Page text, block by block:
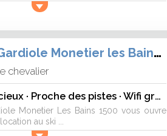
Résidence La Gardiole Monetier les Bains 1500
chevalier
Appartement spacieux · Proche des pistes · Wifi gratuit & proche des Grands Bains - 4 pers. - 38m2 - TV
Monetier Les Bains 1500 vous ouvre
au ski ...